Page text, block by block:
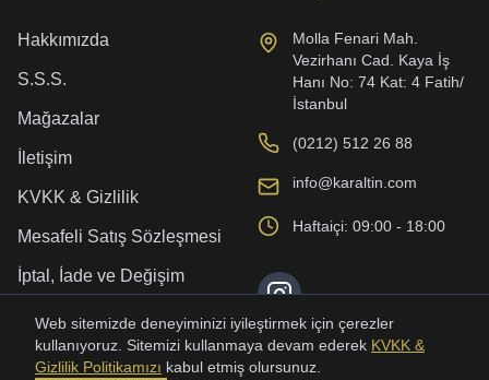
Hakkımızda
S.S.S.
Mağazalar
İletişim
KVKK & Gizlilik
Mesafeli Satış Sözleşmesi
İptal, İade ve Değişim
Kargo ve Teslimat
Molla Fenari Mah.
Vezirhanı Cad. Kaya İş
Hanı No: 74 Kat: 4 Fatih/
İstanbul
(0212) 512 26 88
info@karaltin.com
Haftaiçi: 09:00 - 18:00
Web sitemizde deneyiminizi iyileştirmek için çerezler
kullanıyoruz. Sitemizi kullanmaya devam ederek KVKK &
Gizlilik Politikamızı kabul etmiş olursunuz.